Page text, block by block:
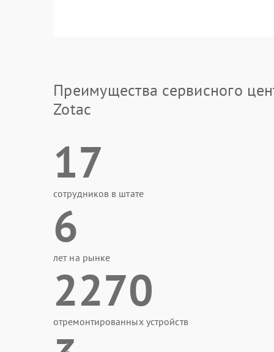
Преимущества сервисного
Zotac
17
сотрудников в штате
6
лет на рынке
2270
отремонтированных устройств